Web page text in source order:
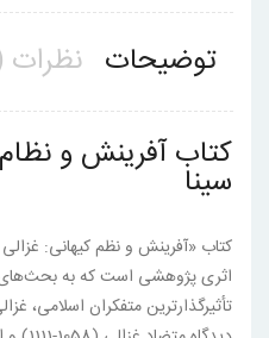
توضیحات نظرات
کتاب آفرینش و
سینا
کتاب «آفرینش و نظم کیهانی: غزالی
اثری پژوهشی است که به
تأثیرگذارترین متفکران اسلامی،